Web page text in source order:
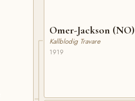
Omer-Jackson (NO)
Kallblodig Travare
1919